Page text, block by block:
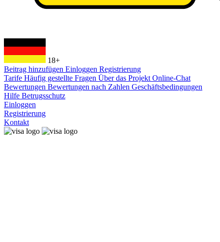
18+
Beitrag hinzufügen Einloggen Registrierung
Tarife Häufig gestellte Fragen Über das Projekt Online-Chat
Bewertungen Bewertungen nach Zahlen Geschäftsbedingungen
Hilfe Betrugsschutz
Einloggen
Registrierung
Kontakt